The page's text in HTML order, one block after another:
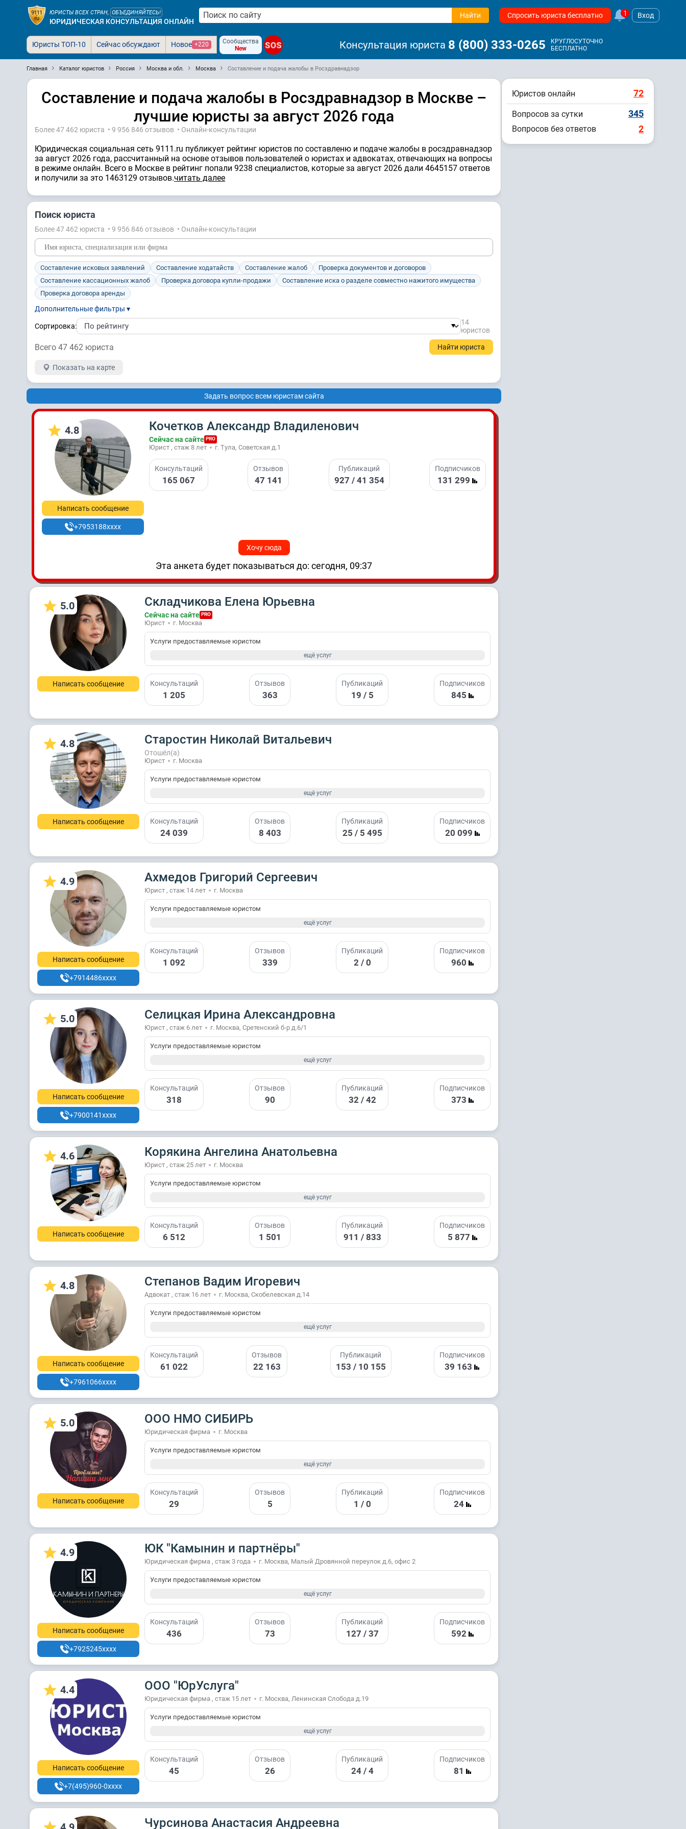
ЮРИСТЫ ВСЕХ СТРАН, ОБЪЕДИНЯЙТЕСЬ!
ЮРИДИЧЕСКАЯ КОНСУЛЬТАЦИЯ ОНЛАЙН
Найти Спросить юриста бесплатно 1 Вход
Юристы ТОП-10 Сейчас обсуждают Новое +220
Сообщества
New
SOS Консультация юриста 8 (800) 333-0265
КРУГЛОСУТОЧНО
БЕСПЛАТНО
Главная Каталог юристов Россия Москва и обл. Москва Составление и подача жалобы в Росздравнадзор
Составление и подача жалобы в Росздравнадзор в Москве –
лучшие юристы за август 2026 года
Более 47 462 юристa • 9 956 846 отзывов • Онлайн-консультации
Юридическая социальная сеть 9111.ru публикует рейтинг юристов по составленю и подаче жалобы в росздравнадзор
за август 2026 года, рассчитанный на основе отзывов пользователей о юристах и адвокатах, отвечающих на вопросы
в режиме онлайн. Всего в Москве в рейтинг попали 9238 специалистов, которые за август 2026 дали 4645157 ответов
и получили за это 1463129 отзывов.читать далее
Поиск юриста
Более 47 462 юристa • 9 956 846 отзывов • Онлайн-консультации
Составление исковых заявлений Составление ходатайств Составление жалоб
Проверка документов и договоров
Составление кассационных жалоб
Проверка договора купли-продажи
Составление иска о разделе совместно нажитого имущества
Проверка договора аренды
Дополнительные фильтры ▾
Сортировка:
14
юристов
Всего 47 462 юристa
Показать на карте
Задать вопрос всем юристам сайта
4.8
Написать сообщение
+7953188xxxx
Кочетков Александр Владиленович
Сейчас на сайте PRO
Юрист , стаж 8 лет г. Тула, Советская д.1
Консультаций
165 067
Отзывов
47 141
Публикаций
927 / 41 354
Подписчиков
131 299
Хочу сюда
Эта анкета будет показываться до: сегодня, 09:37
5.0
Написать сообщение
Складчикова Елена Юрьевна
Сейчас на сайте PRO
Юрист г. Москва
Услуги предоставляемые юристом
ещё услуг
Консультаций
1 205
Отзывов
363
Публикаций
19 / 5
Подписчиков
845
4.8
Написать сообщение
Старостин Николай Витальевич
Отошёл(а)
Юрист г. Москва
Услуги предоставляемые юристом
ещё услуг
Консультаций
24 039
Отзывов
8 403
Публикаций
25 / 5 495
Подписчиков
20 099
4.9
Написать сообщение
+7914486xxxx
Ахмедов Григорий Сергеевич
Юрист , стаж 14 лет г. Москва
Услуги предоставляемые юристом
ещё услуг
Консультаций
1 092
Отзывов
339
Публикаций
2 / 0
Подписчиков
960
5.0
Написать сообщение
+7900141xxxx
Селицкая Ирина Александровна
Юрист , стаж 6 лет г. Москва, Сретенский б-р д.6/1
Услуги предоставляемые юристом
ещё услуг
Консультаций
318
Отзывов
90
Публикаций
32 / 42
Подписчиков
373
4.6
Написать сообщение
Корякина Ангелина Анатольевна
Юрист , стаж 25 лет г. Москва
Услуги предоставляемые юристом
ещё услуг
Консультаций
6 512
Отзывов
1 501
Публикаций
911 / 833
Подписчиков
5 877
4.8
Написать сообщение
+7961066xxxx
Степанов Вадим Игоревич
Адвокат , стаж 16 лет г. Москва, Скобелевская д.14
Услуги предоставляемые юристом
ещё услуг
Консультаций
61 022
Отзывов
22 163
Публикаций
153 / 10 155
Подписчиков
39 163
5.0
Написать сообщение
ООО НМО СИБИРЬ
Юридическая фирма г. Москва
Услуги предоставляемые юристом
ещё услуг
Консультаций
29
Отзывов
5
Публикаций
1 / 0
Подписчиков
24
4.9
Написать сообщение
+7925245xxxx
ЮК "Камынин и партнёры"
Юридическая фирма , стаж 3 годa г. Москва, Малый Дровянной переулок д.6, офис 2
Услуги предоставляемые юристом
ещё услуг
Консультаций
436
Отзывов
73
Публикаций
127 / 37
Подписчиков
592
4.4
Написать сообщение
+7(495)960-0xxxx
ООО "ЮрУслуга"
Юридическая фирма , стаж 15 лет г. Москва, Ленинская Слобода д.19
Услуги предоставляемые юристом
ещё услуг
Консультаций
45
Отзывов
26
Публикаций
24 / 4
Подписчиков
81
Чурсинова Анастасия Андреевна
Юристов онлайн 72
Вопросов за сутки 345
Вопросов без ответов 2